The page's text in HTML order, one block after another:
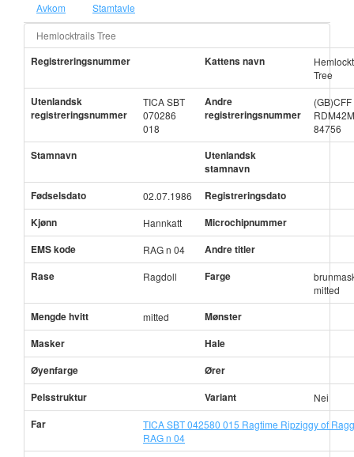
Avkom Stamtavle
Hemlocktrails Tree
Registreringsnummer Kattens navn
Tree
Utenlandsk
registreringsnummer
TICA SBT
070286
018
Andre
registreringsnummer
(GB)CFF
84756
Stamnavn
Utenlandsk
stamnavn
Fødselsdato
02.07.1986
Registreringsdato
Kjønn
Hannkatt
Microchipnummer
EMS kode
RAG n 04
Andre titler
Rase
Ragdoll Farge
mitted
Mengde hvitt mitted
Mønster
Masker
Hale
Øyenfarge
Ører
Pelsstruktur
Variant Nei
Far
TICA SBT 042580 015 Ragtime Ripziggy of
RAG n 04